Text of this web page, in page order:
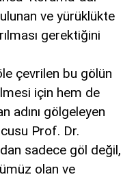
ve yürüklükte
gerektiğini
çevrilen bu gölün
için hem de
adını gölgeleyen
Prof. Dr.
sadece göl değil,
olan ve